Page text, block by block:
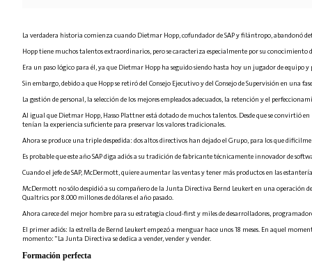
La verdadera historia comienza cuando Dietmar Hopp, cofundador de SAP y filántropo, abandonó
Hopp tiene muchos talentos extraordinarios, pero se caracteriza especialmente por su
Era un paso lógico para él, ya que Dietmar Hopp ha seguido siendo hasta hoy un jugador de
Sin embargo, debido a que Hopp se retiró del Consejo Ejecutivo y del Consejo de Supervisión en una
La gestión de personal, la selección de los mejores empleados adecuados, la retención y el
Al igual que Dietmar Hopp, Hasso Plattner está dotado de muchos talentos. Desde que se convirtió
tenían la experiencia suficiente para preservar los valores tradicionales.
Ahora se produce una triple despedida: dos altos directivos han dejado el Grupo, para los que
Es probable que este año SAP diga adiós a su tradición de fabricante técnicamente innovador de
Cuando el jefe de SAP, McDermott, quiere aumentar las ventas y tener más productos en las
McDermott no sólo despidió a su compañero de la Junta Directiva Bernd Leukert en una operación
Qualtrics por 8.000 millones de dólares el año pasado.
Ahora carece del mejor hombre para su estrategia cloud-first y miles de desarrolladores,
El primer adiós: la estrella de Bernd Leukert empezó a menguar hace unos 18 meses. En aquel
momento: "La Junta Directiva se dedica a vender, vender y vender.
Formación perfecta